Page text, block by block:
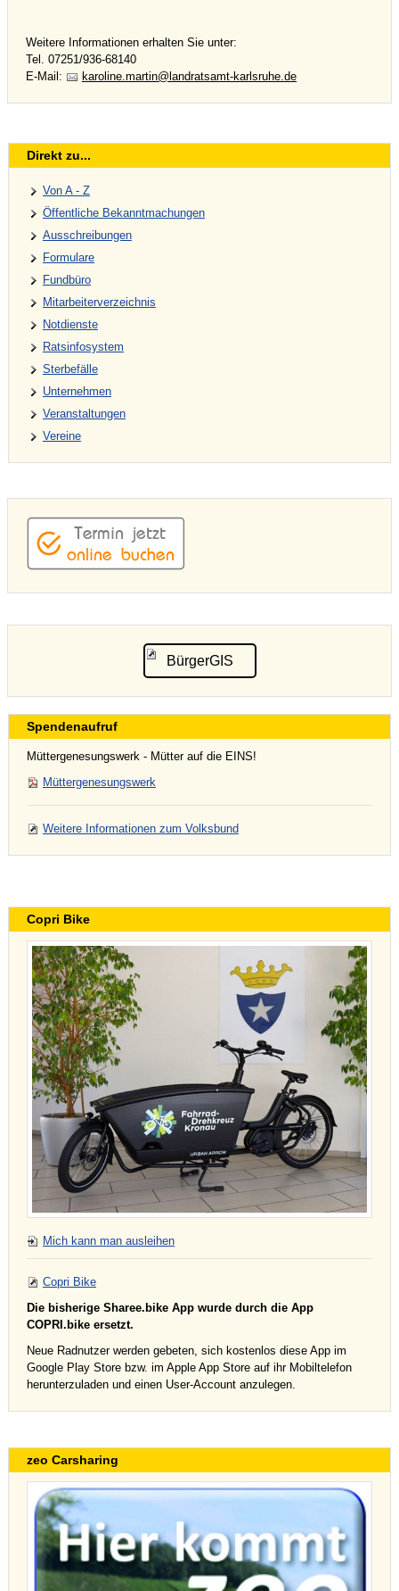
Weitere Informationen erhalten Sie unter:
Tel. 07251/936-68140
E-Mail:
k r l n m rt n ndr ts mt-k rlsr h d
Direkt zu...
Von A - Z
Öffentliche Bekanntmachungen
Ausschreibungen
Formulare
Fundbüro
Mitarbeiterverzeichnis
Notdienste
Ratsinfosystem
Sterbefälle
Unternehmen
Veranstaltungen
Vereine
BürgerGIS
Spendenaufruf
Müttergenesungswerk - Mütter auf die EINS!
Müttergenesungswerk
Weitere Informationen zum Volksbund
Copri Bike
Mich kann man ausleihen
Copri Bike
Die bisherige Sharee.bike App wurde durch die App
COPRI.bike ersetzt.
Neue Radnutzer werden gebeten, sich kostenlos diese App im
Google Play Store bzw. im Apple App Store auf ihr Mobiltelefon
herunterzuladen und einen User-Account anzulegen.
zeo Carsharing